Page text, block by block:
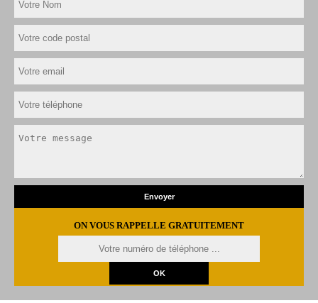
ON VOUS RAPPELLE GRATUITEMENT